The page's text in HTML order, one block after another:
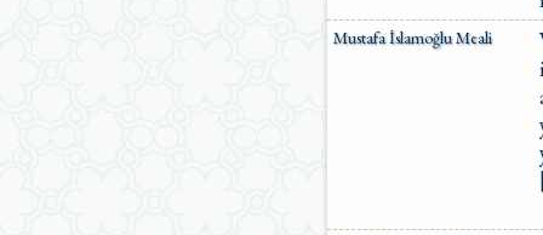
Mustafa İslamoğlu Meali